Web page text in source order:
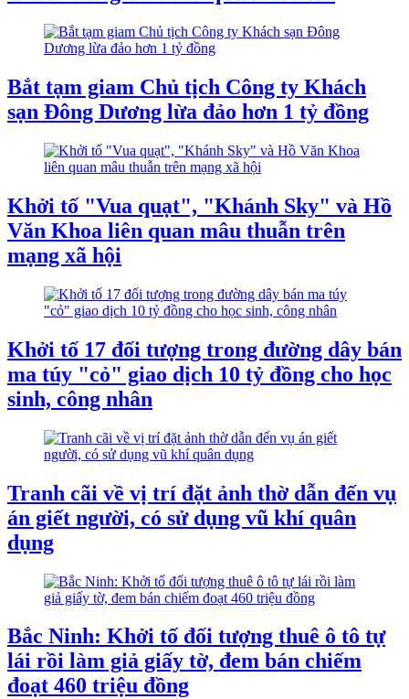
Bắt tạm giam Chủ tịch Công ty Khách
sạn Đông Dương lừa đảo hơn 1 tỷ đồng
Khởi tố "Vua quạt", "Khánh Sky" và Hồ
Văn Khoa liên quan mâu thuẫn trên
mạng xã hội
Khởi tố 17 đối tượng trong đường dây bán
ma túy "cỏ" giao dịch 10 tỷ đồng cho học
sinh, công nhân
Tranh cãi về vị trí đặt ảnh thờ dẫn đến vụ
án giết người, có sử dụng vũ khí quân
dụng
Bắc Ninh: Khởi tố đối tượng thuê ô tô tự
lái rồi làm giả giấy tờ, đem bán chiếm
đoạt 460 triệu đồng